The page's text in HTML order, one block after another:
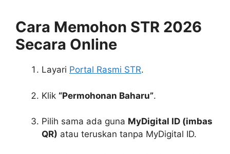
Cara Memohon STR 2026
Secara Online
Layari Portal Rasmi STR.
Klik “Permohonan Baharu”.
Pilih sama ada guna MyDigital ID (imbas
QR) atau teruskan tanpa MyDigital ID.